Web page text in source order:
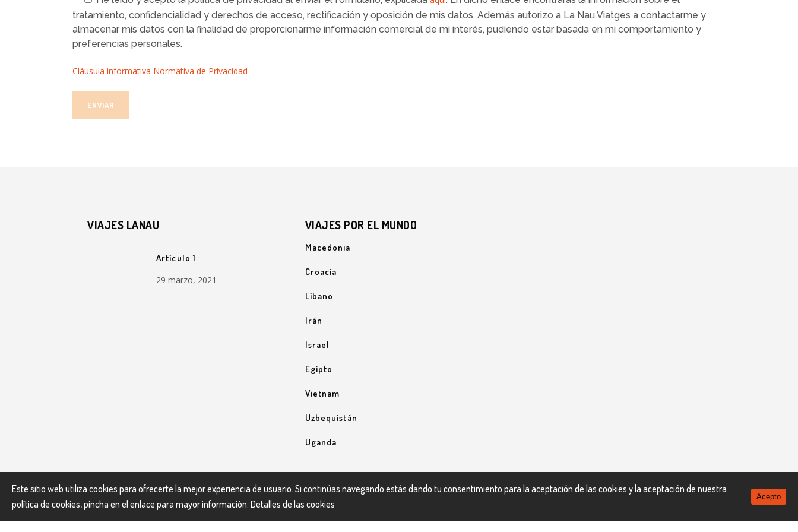
tratamiento, confidencialidad y derechos de acceso, rectificación y oposición de mis datos. Además autorizo a La Nau Viatges a contactarme y
almacenar mis datos con la finalidad de proporcionarme información comercial de mi interés, pudiendo estar basada en mi comportamiento y
preferencias personales.
Cláusula informativa Normativa de Privacidad
VIAJES LANAU
Artículo 1
29 marzo, 2021
VIAJES POR EL MUNDO
Macedonia
Croacia
Líbano
Irán
Israel
Egipto
Vietnam
Uzbequistán
Uganda
LaNau Viatges © Todos los derechos reservados.
El uso de nuestra web constituye la aceptación implícita de nuestra política de privacidad
Este sitio web utiliza cookies para ofrecerte la mejor experiencia de usuario. Si continúas navegando estás dando tu consentimiento para la aceptación de las cookies y la aceptación de nuestra
política de cookies, pincha en el enlace para mayor información. Detalles de las cookies
Acepto